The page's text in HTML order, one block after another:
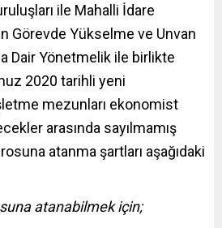
ile Mahalli İdare
Görevde Yükselme ve Unvan
Dair Yönetmelik ile birlikte
2020 tarihli yeni
mezunları ekonomist
arasında sayılmamış
atanma şartları aşağıdaki
atanabilmek için;